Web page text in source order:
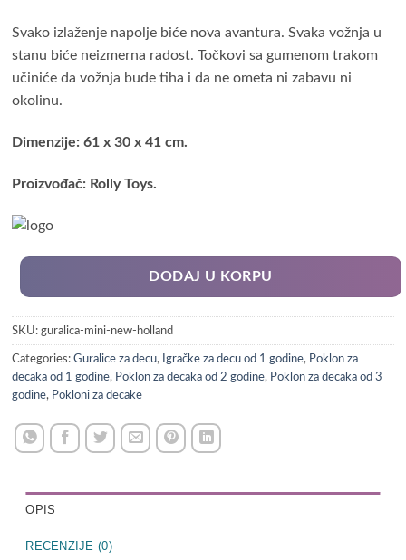
Svako izlaženje napolje biće nova avantura. Svaka vožnja u
stanu biće neizmerna radost. Točkovi sa gumenom trakom
učiniće da vožnja bude tiha i da ne ometa ni zabavu ni
okolinu.
Dimenzije: 61 x 30 x 41 cm.
Proizvođač: Rolly Toys.
DODAJ U KORPU
SKU:guralica-mini-new-holland
Categories:Guralice za decu, Igračke za decu od 1 godine, Poklon za
decaka od 1 godine, Poklon za decaka od 2 godine, Poklon za decaka od 3
godine, Pokloni za decake
OPIS
RECENZIJE (0)